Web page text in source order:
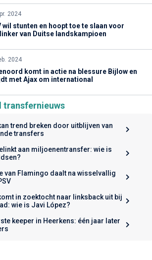
2024
wil stunten en hoopt toe te slaan voor
van Duitse landskampioen
2024
komt in actie na blessure Bijlow en
met Ajax om international
transfernieuws
trend breken door uitblijven van
transfers
aan miljoenentransfer: wie is
van Flamingo daalt na wisselvallig
in zoektocht naar linksback uit bij
wie is Javi López?
keeper in Heerkens: één jaar later